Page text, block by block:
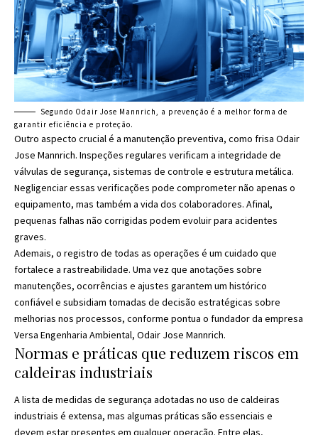
Segundo Odair Jose Mannrich, a prevenção é a melhor forma de
garantir eficiência e proteção.
Outro aspecto crucial é a manutenção preventiva, como frisa Odair
Jose Mannrich. Inspeções regulares verificam a integridade de
válvulas de segurança, sistemas de controle e estrutura metálica.
Negligenciar essas verificações pode comprometer não apenas o
equipamento, mas também a vida dos colaboradores. Afinal,
pequenas falhas não corrigidas podem evoluir para acidentes
graves.
Ademais, o registro de todas as operações é um cuidado que
fortalece a rastreabilidade. Uma vez que anotações sobre
manutenções, ocorrências e ajustes garantem um histórico
confiável e subsidiam tomadas de decisão estratégicas sobre
melhorias nos processos, conforme pontua o fundador da empresa
Versa Engenharia Ambiental, Odair Jose Mannrich.
Normas e práticas que reduzem riscos em
caldeiras industriais
A lista de medidas de segurança adotadas no uso de caldeiras
industriais é extensa, mas algumas práticas são essenciais e
devem estar presentes em qualquer operação. Entre elas,